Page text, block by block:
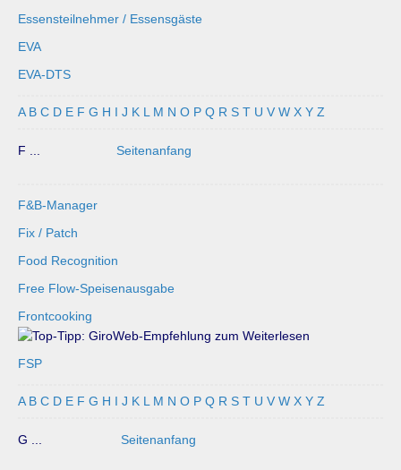
Essensteilnehmer / Essensgäste
EVA
EVA-DTS
A B C D E F G H I J K L M N O P Q R S T U V W X Y Z
F ... Seitenanfang
F&B-Manager
Fix / Patch
Food Recognition
Free Flow-Speisenausgabe
Frontcooking
FSP
A B C D E F G H I J K L M N O P Q R S T U V W X Y Z
G ... Seitenanfang